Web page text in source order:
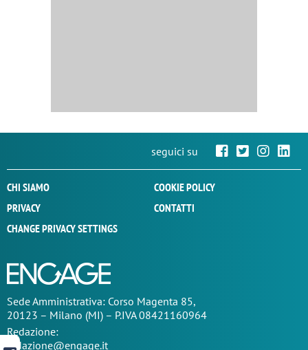
seguici su
CHI SIAMO
COOKIE POLICY
PRIVACY
CONTATTI
CHANGE PRIVACY SETTINGS
SedeAmministrativa: Corso Magenta 85,
20123 – Milano (MI) – P.IVA 08421160964
Redazione:
redazione@engage.it